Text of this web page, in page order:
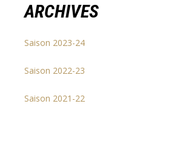
ARCHIVES
Saison 2023-24
Saison 2022-23
Saison 2021-22